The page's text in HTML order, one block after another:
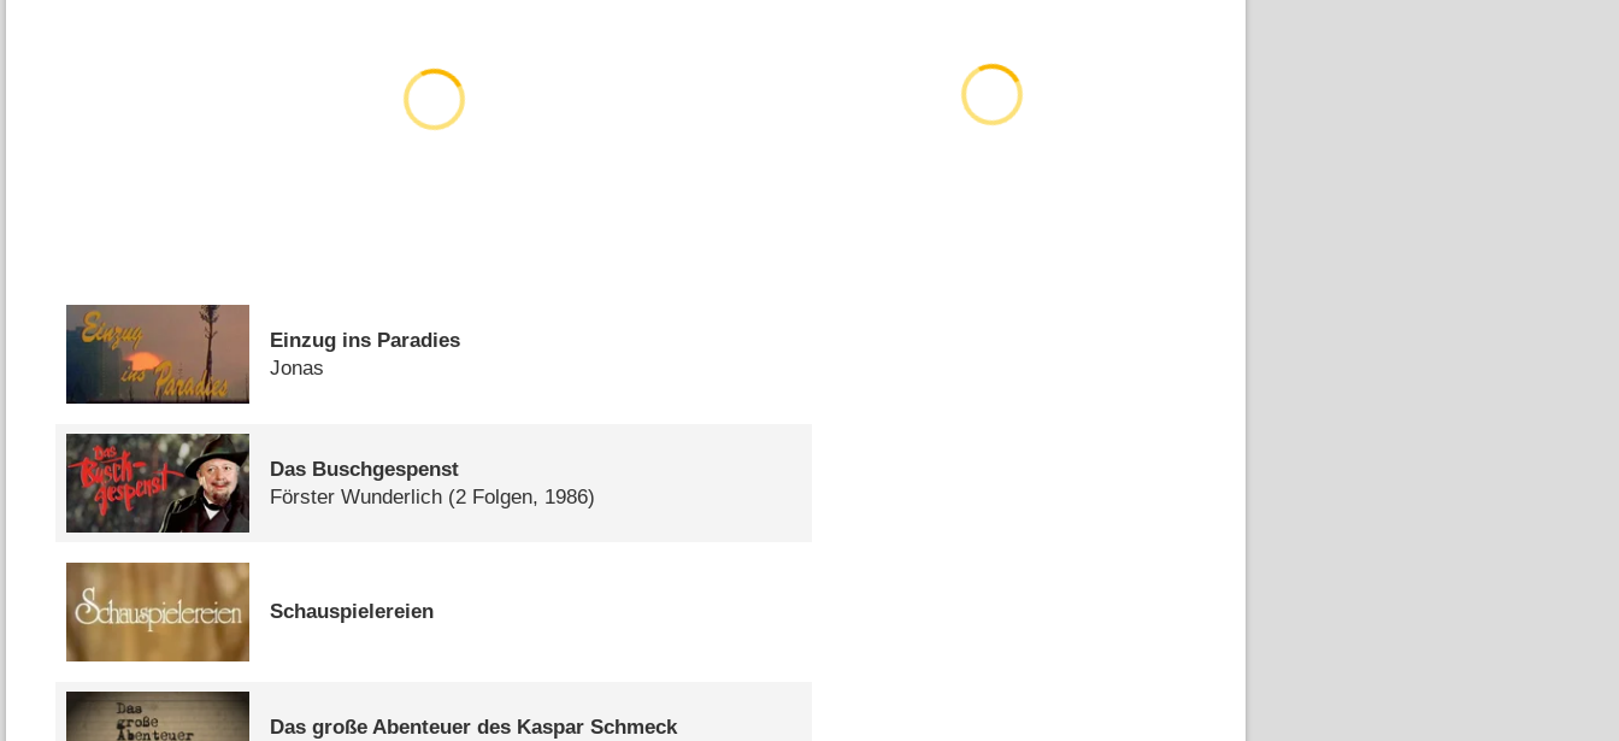
Einzug ins Paradies
Jonas
Das Buschgespenst
Förster Wunderlich (2 Folgen, 1986)
Schauspielereien
Das große Abenteuer des Kaspar Schmeck